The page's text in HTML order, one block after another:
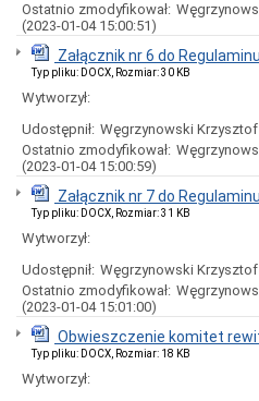
Rada
Miejska
2006-
2010
Urząd
Miasta
Nadawanie
numeru
PESEL
obywatelom
UKRAINY
Надання
номера
PESEL
для
біженців
з
України
Ogłoszenia
Ostatnio zmodyfikował:
(2023-01-04 15:00:51)
Załącznik nr 6 do
Typ pliku: DOCX, Rozmiar: 30 KB
Wytworzył:
Udostępnił: Węgrzynowski Krzysztof
Ostatnio zmodyfikował:
(2023-01-04 15:00:59)
Załącznik nr 7 do
Typ pliku: DOCX, Rozmiar: 31 KB
Wytworzył:
Udostępnił: Węgrzynowski Krzysztof
Ostatnio zmodyfikował:
(2023-01-04 15:01:00)
Obwieszczenie komitet
Typ pliku: DOCX, Rozmiar: 18 KB
Wytworzył: